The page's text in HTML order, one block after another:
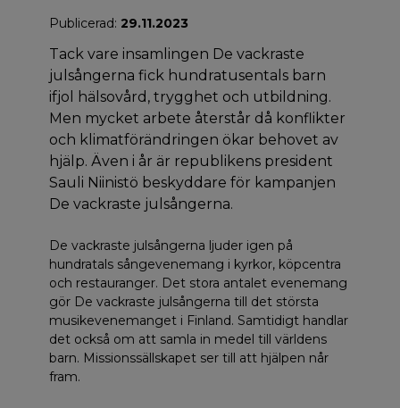
Publicerad: 29.11.2023
Tack vare insamlingen De vackraste
julsångerna fick hundratusentals barn
ifjol hälsovård, trygghet och utbildning.
Men mycket arbete återstår då konflikter
och klimatförändringen ökar behovet av
hjälp. Även i år är republikens president
Sauli Niinistö beskyddare för kampanjen
De vackraste julsångerna.
De vackraste julsångerna ljuder igen på
hundratals sångevenemang i kyrkor, köpcentra
och restauranger. Det stora antalet evenemang
gör De vackraste julsångerna till det största
musikevenemanget i Finland. Samtidigt handlar
det också om att samla in medel till världens
barn. Missionssällskapet ser till att hjälpen når
fram.